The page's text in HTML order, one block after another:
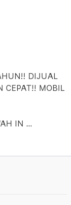
DIJUAL
CEPAT!! MOBIL
IN ...